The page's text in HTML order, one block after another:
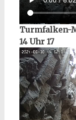
Turmfalken-
14 Uhr 17